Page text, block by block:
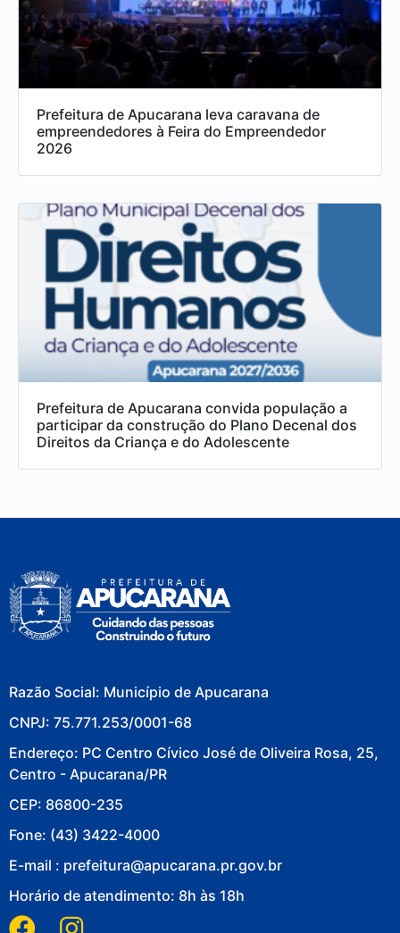
Prefeitura de Apucarana leva caravana de
empreendedores à Feira do Empreendedor
2026
Prefeitura de Apucarana convida população a
participar da construção do Plano Decenal dos
Direitos da Criança e do Adolescente
Razão Social: Município de Apucarana
CNPJ: 75.771.253/0001-68
Endereço: PC Centro Cívico José de Oliveira Rosa, 25,
Centro - Apucarana/PR
CEP: 86800-235
Fone: (43) 3422-4000
E-mail : prefeitura@apucarana.pr.gov.br
Horário de atendimento: 8h às 18h